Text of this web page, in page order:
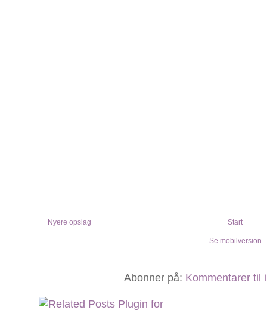
Nyere opslag Start
Se mobilversion
Abonner på: Kommentarer til